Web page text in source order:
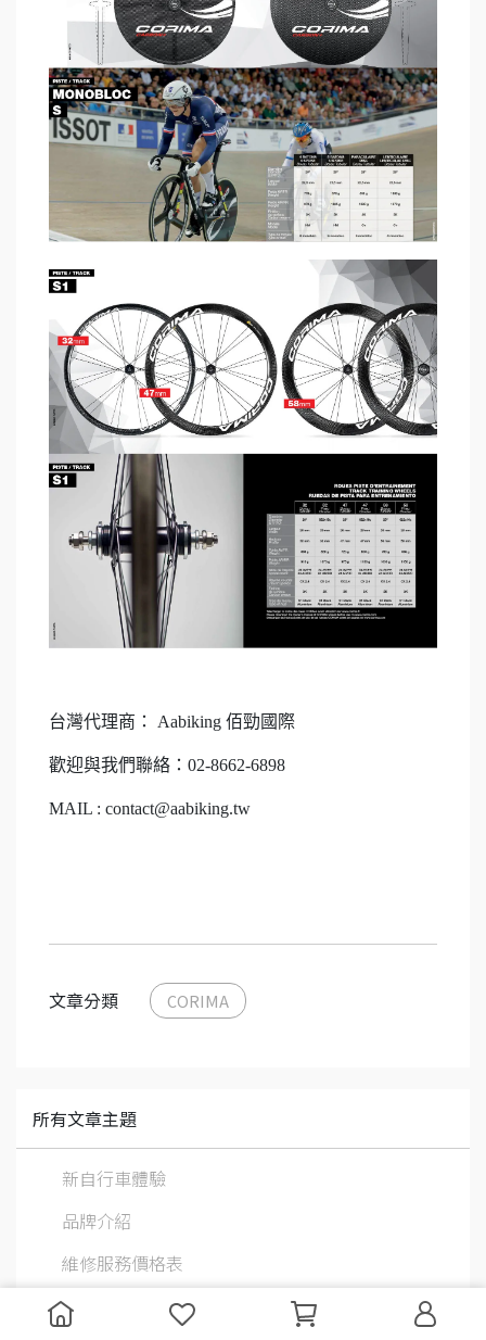
台灣代理商： Aabiking 佰勁國際
歡迎與我們聯絡：02-8662-6898
MAIL : contact@aabiking.tw
文章分類 CORIMA
所有文章主題
新自行車體驗
品牌介紹
維修服務價格表
購物流程說明